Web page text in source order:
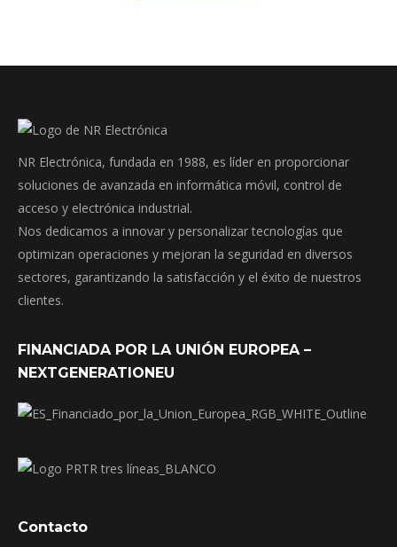
NR Electrónica, fundada en 1988, es líder en proporcionar
soluciones de avanzada en informática móvil, control de
acceso y electrónica industrial.
Nos dedicamos a innovar y personalizar tecnologías que
optimizan operaciones y mejoran la seguridad en diversos
sectores, garantizando la satisfacción y el éxito de nuestros
clientes.
FINANCIADA POR LA UNIÓN EUROPEA –
NEXTGENERATIONEU
Contacto